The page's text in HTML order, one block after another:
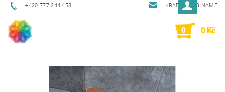
+420 777 244 458 KRAB@KRAB.NAME
0 0 Kč